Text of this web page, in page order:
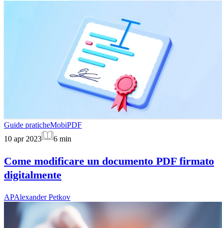
Guide praticheMobiPDF
10 apr 2023
6 min
Come modificare un documento PDF firmato
digitalmente
APAlexander Petkov